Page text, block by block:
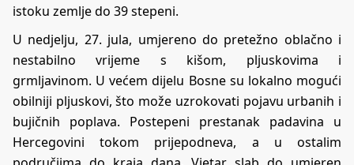
istoku zemlje do 39 stepeni.
U nedjelju, 27. jula, umjereno do pretežno oblačno i
nestabilno vrijeme s kišom, pljuskovima i
grmljavinom. U većem dijelu Bosne su lokalno mogući
obilniji pljuskovi, što može uzrokovati pojavu urbanih i
bujičnih poplava. Postepeni prestanak padavina u
Hercegovini tokom prijepodneva, a u ostalim